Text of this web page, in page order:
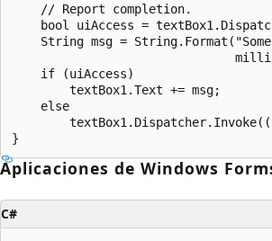
    // Report completion.
bool uiAccess =
String msg =
    if (uiAccess)
        textBox1.Text += msg;
    else
Aplicaciones de Windows
C#